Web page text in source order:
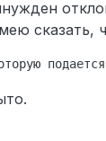
сказать,